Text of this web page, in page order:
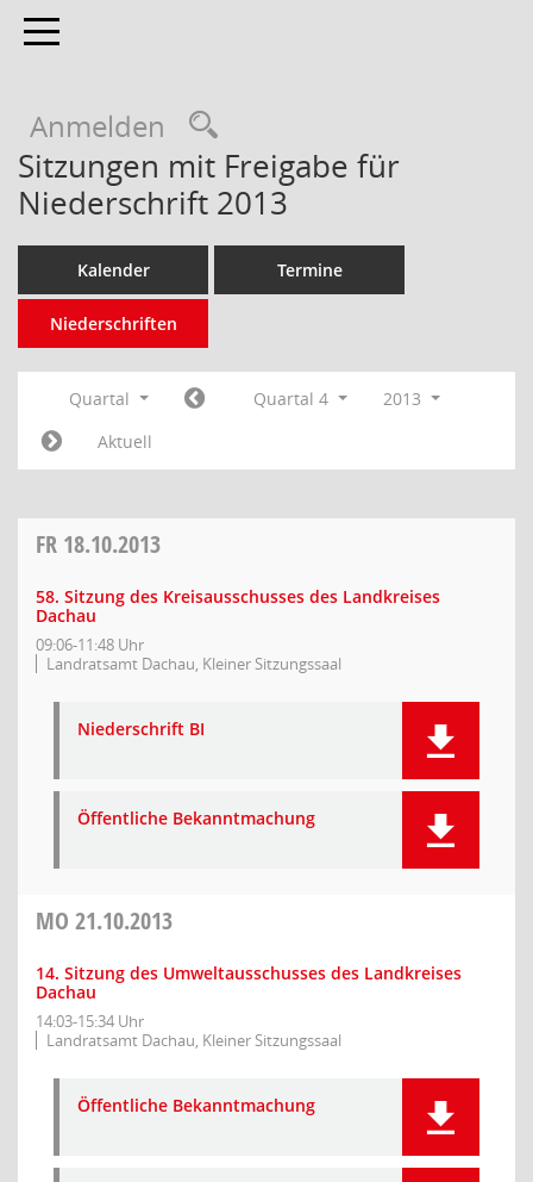
Toggle navigation
Anmelden
Sitzungen mit Freigabe für
Niederschrift 2013
Kalender Termine
Niederschriften
Quartal Quartal 4
2013
Aktuell
FR 18.10.2013
58. Sitzung des Kreisausschusses des Landkreises
Dachau
09:06-11:48 Uhr
Landratsamt Dachau, Kleiner Sitzungssaal
Niederschrift BI
Öffentliche Bekanntmachung
MO 21.10.2013
14. Sitzung des Umweltausschusses des Landkreises
Dachau
14:03-15:34 Uhr
Landratsamt Dachau, Kleiner Sitzungssaal
Öffentliche Bekanntmachung